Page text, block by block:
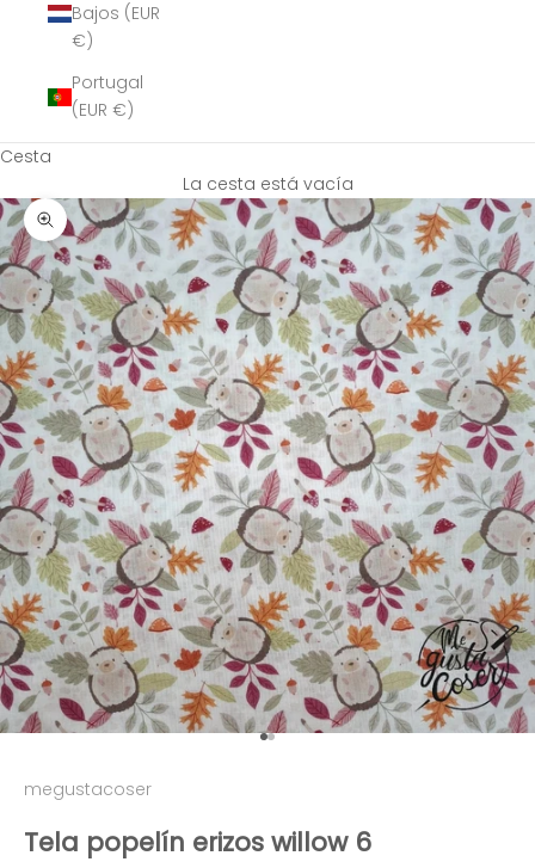
Bajos (EUR
€)
Portugal
(EUR €)
Cesta
La cesta está vacía
Zoom
Ir al artículo 1
Ir al artículo 2
megustacoser
Tela popelín erizos willow 6